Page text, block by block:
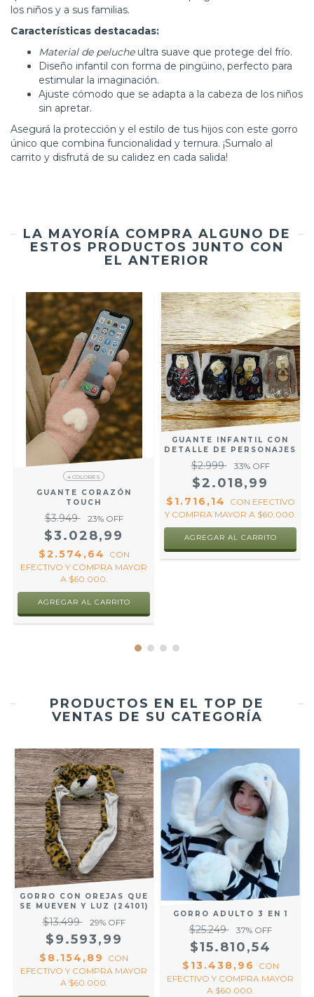
los niños y a sus familias.
Características destacadas:
Material de pelucheultra suave que protege del frío.
Diseño infantil con forma de pingüino, perfecto para
estimular la imaginación.
Ajuste cómodo que se adapta a la cabeza de los niños
sin apretar.
Asegurá la protección y el estilo de tus hijos con este gorro
único que combina funcionalidad y ternura. ¡Sumalo al
carrito y disfrutá de su calidez en cada salida!
LA MAYORÍA COMPRA ALGUNO DE
ESTOS PRODUCTOS JUNTO CON
EL ANTERIOR
4 COLORES
GUANTE CORAZÓN
TOUCH
$3.949 23% OFF
$3.028,99
$2.574,64
CON
EFECTIVO Y COMPRA MAYOR
A $60.000.
AGREGAR AL CARRITO
GUANTE INFANTIL CON
DETALLE DE PERSONAJES
$2.999 33% OFF
$2.018,99
$1.716,14 CON EFECTIVO
Y COMPRA MAYOR A $60.000.
AGREGAR AL CARRITO
PRODUCTOS EN EL TOP DE
VENTAS DE SU CATEGORÍA
GORRO CON OREJAS QUE
SE MUEVEN Y LUZ (24101)
$13.499 29% OFF
$9.593,99
$8.154,89
CON
EFECTIVO Y COMPRA MAYOR
A $60.000.
GORRO ADULTO 3 EN 1
$25.249 37% OFF
$15.810,54
$13.438,96
CON
EFECTIVO Y COMPRA MAYOR
A $60.000.